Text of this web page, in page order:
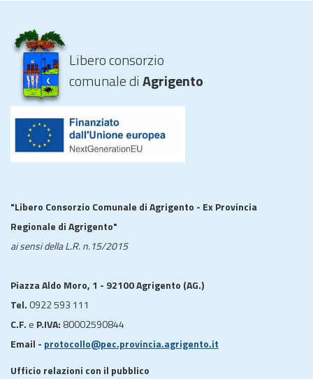
Libero consorzio
comunale diAgrigento
"Libero Consorzio Comunale di Agrigento - Ex Provincia
Regionale di Agrigento"
ai sensi della L.R. n.15/2015
Piazza Aldo Moro, 1 - 92100 Agrigento (AG.)
Tel. 0922 593 111
C.F. e P.IVA: 80002590844
Email - protocollo@pec.provincia.agrigento.it
Ufficio relazioni con il pubblico